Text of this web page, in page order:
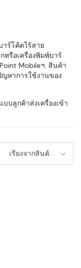
ร์โค้ดไร้สาย
หรือเครื่องพิมพ์บาร์
Mobileฯ. สินค้า
หาการใช้งานของ
บลูกค้าส่งเครื่องเข้า
เรียงจากสินค้า
ใหม่-เก่า